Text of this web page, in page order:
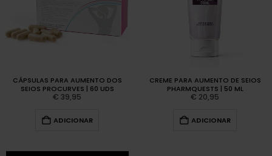
CÁPSULAS PARA AUMENTO DOS
SEIOS PROCURVES | 60 UDS
€ 39,95
ADICIONAR
CREME PARA AUMENTO DE SEIOS
PHARMQUESTS | 50 ML
€ 20,95
ADICIONAR